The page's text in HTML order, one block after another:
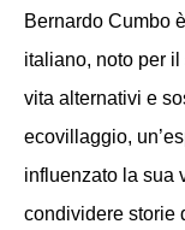
Bernardo Cumbo
italiano, noto per
vita alternativi e
ecovillaggio,
influenzato la sua
condividere storie